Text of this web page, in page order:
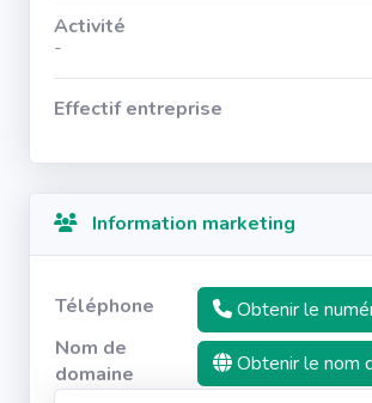
Activité
-
Effectif entreprise
Information marketing
Téléphone
Obtenir le
Nom de
domaine
Obtenir le nom